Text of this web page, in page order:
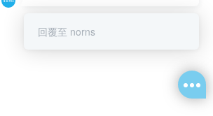
回覆至 norns